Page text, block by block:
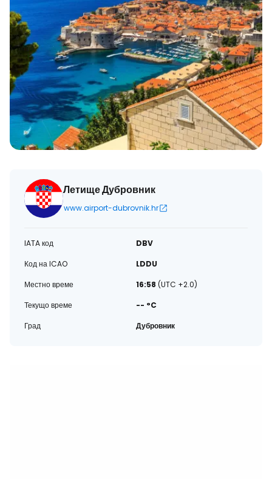
Летище Дубровник
www.airport-dubrovnik.hr
IATA код
DBV
Код на ICAO
LDDU
Местно време
16:58 (UTC +2.0)
Текущо време
-- °C
Град
Дубровник